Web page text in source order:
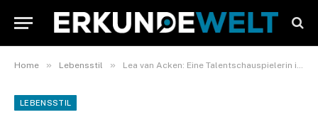
Home » Lebensstil » Lea van Acken: Eine Talentschauspielerin im Rampenlicht
LEBENSSTIL